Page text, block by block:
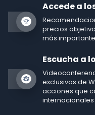
Accede a
precios
más
Escucha a
exclusivos de
acciones que
internacionales